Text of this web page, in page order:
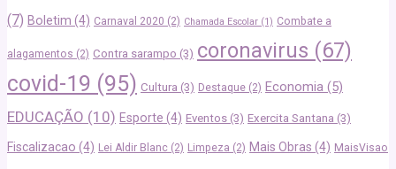
(7) Boletim (4) Carnaval 2020 (2) Chamada Escolar (1) Combate a
alagamentos (2) Contra sarampo (3) coronavirus (67)
covid-19 (95) Cultura (3) Destaque (2) Economia (5)
EDUCAÇÃO (10) Esporte (4) Eventos (3) Exercita Santana (3)
Fiscalizacao (4) Lei Aldir Blanc (2) Limpeza (2) Mais Obras (4) MaisVisao